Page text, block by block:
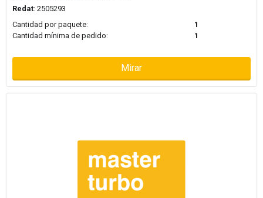
Redat: 2505293
Cantidad por paquete:
1
Cantidad mínima de pedido:
1
Mirar